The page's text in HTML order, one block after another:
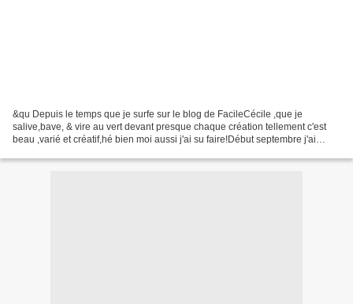
&qu Depuis le temps que je surfe sur le blog de FacileCécile ,que je
salive,bave, & vire au vert devant presque chaque création tellement c'est
beau ,varié et créatif,hé bien moi aussi j'ai su faire!Début septembre j'ai